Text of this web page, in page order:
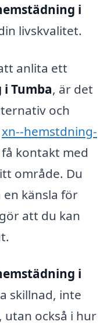
i
livskvalitet.
anlita ett
Tumba, är det
och
xn--hemstdning-
kontakt med
område. Du
känsla för
att du kan
i
skillnad, inte
också i hur